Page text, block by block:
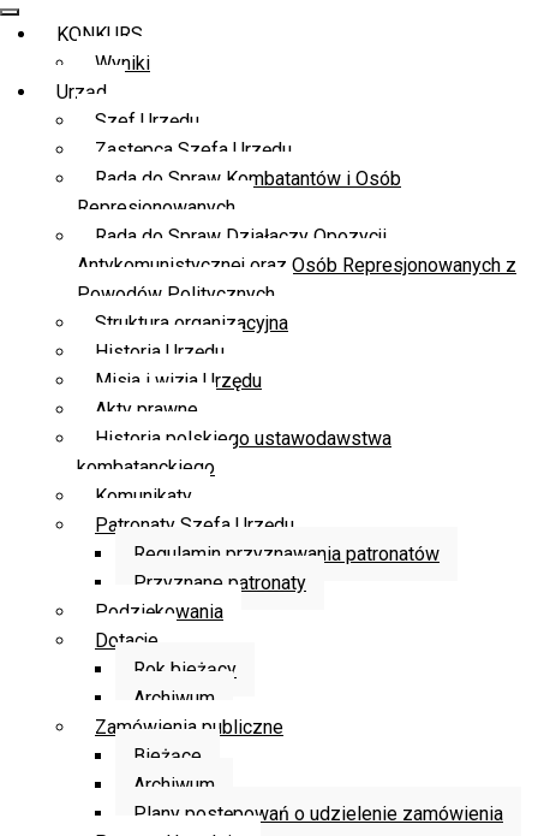
KONKURS
Wyniki
Urząd
Szef Urzędu
Zastępca Szefa Urzędu
Rada do Spraw Kombatantów i Osób
Represjonowanych
Rada do Spraw Działaczy Opozycji
Antykomunistycznej oraz Osób Represjonowanych z
Powodów Politycznych
Struktura organizacyjna
Historia Urzędu
Misja i wizja Urzędu
Akty prawne
Historia polskiego ustawodawstwa
kombatanckiego
Komunikaty
Patronaty Szefa Urzędu
Regulamin przyznawania patronatów
Przyznane patronaty
Podziękowania
Dotacje
Rok bieżący
Archiwum
Zamówienia publiczne
Bieżące
Archiwum
Plany postępowań o udzielenie zamówienia